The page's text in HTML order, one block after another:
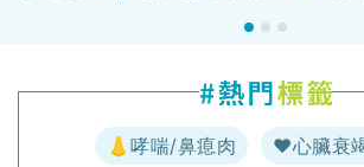
👃哮喘/鼻瘜肉 ♥️心臟衰